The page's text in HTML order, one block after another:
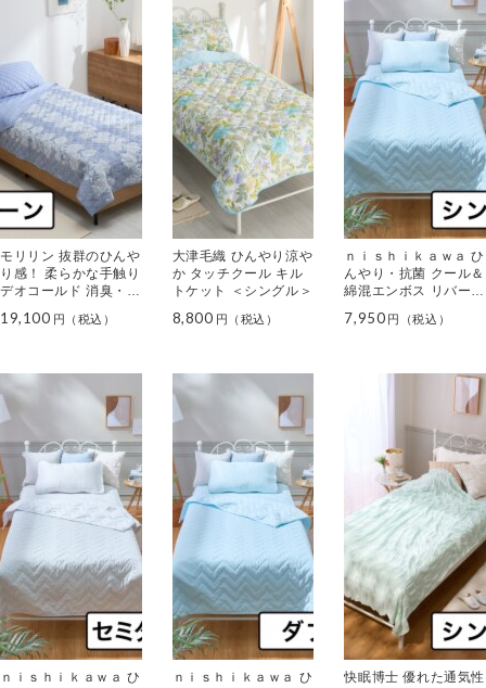
モリリン 抜群のひんや
り感！ 柔らかな手触り
デオコールド 消臭・防
ト ＜クイーン＞
19,100
大津毛織 ひんやり涼や
か タッチクール キル
トケット ＜シングル＞
8,800
ｎｉｓｈｉｋａｗａ ひ
んやり・抗菌 クール＆
綿混エンボス リバーシ
ングル＞
7,950
ｎｉｓｈｉｋａｗａ ひ
ｎｉｓｈｉｋａｗａ ひ
快眠博士 優れた通気性